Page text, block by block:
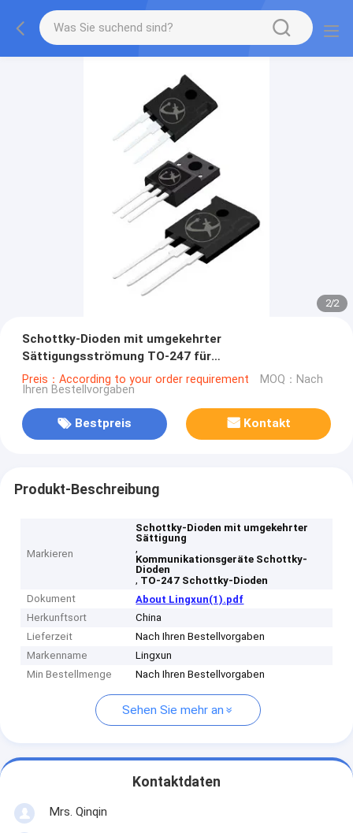
2/2
Schottky-Dioden mit umgekehrter
Sättigungsströmung TO-247 für
Kommunikationsgeräte
Preis：According to your order requirement MOQ：Nach
Ihren Bestellvorgaben
Bestpreis Kontakt
Produkt-Beschreibung
Markieren
Schottky-Dioden mit umgekehrter
Sättigung
,
Kommunikationsgeräte Schottky-
Dioden
, TO-247 Schottky-Dioden
Dokument
About Lingxun(1).pdf
Herkunftsort
China
Lieferzeit
Nach Ihren Bestellvorgaben
Markenname
Lingxun
Min Bestellmenge
Nach Ihren Bestellvorgaben
Sehen Sie mehr an
Kontaktdaten
Mrs. Qinqin